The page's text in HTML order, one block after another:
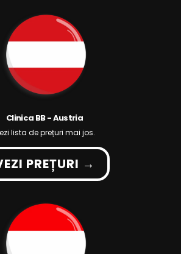
Clinica BB - Austria
lista de prețuri mai jos.
PREȚURI →